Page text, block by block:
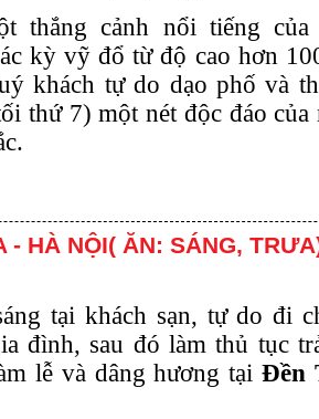
thắng cảnh nổi tiếng của
kỳ vỹ đổ từ độ cao hơn
khách tự do dạo phố và
thứ 7) một nét độc đáo
- HÀ NỘI( ĂN: SÁNG,
tại khách sạn, tự do đi
đình, sau đó làm thủ tục
lễ và dâng hương tại Đền